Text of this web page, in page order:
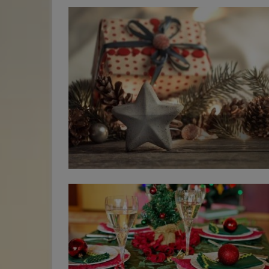
váš prejav bol zdvorilý a stručný. Musíte zákazníka zaujať, iba
vám zanechá spätnú väzbu. Pri e-mailovej alebo sms
komunikácii, je možné si nastaviť vyplnenie automatického
formulára, ktorý sa zákazníkovi zobrazi po uskutočnení
objednávky. Následne si viete referenciu umiestniť pri daný
produkt alebo zobraziť na webovej stránke. Aké typy referencií
môžete získať? Ako sme spomenuli vyššie, referencie môžu byť
podané akoukoľvek formou či už telefonicky, mailom alebo
rôznymi dotazníkmi, no najdôležitejšie je aby zaujali. Pre vaše
podnikanie je nutné aby ste s referenciami pracovali
Či už si pridáte referenciu jedným kliknutím na linku do po
podpisového vzoru alebo použitím nálepky s QR kódom,
vedieť s nimi pracovať. Tak ako zákazník hodnotí daný
alebo vašu službu je možné získať referenciu pre konkrétnu
pobočku, zamestnanca alebo celý tím. Stále neviete ako získať
pozitívne referencie? Prečítajte si náš článok 10 tipov ako
referencie alebo sa zverte do rúk nám a možno práve vy
patriť medzi našich top partnerov. Získajte referencie, ktoré sa
internetom šíria sami! Získajte viac recenzií pomocou kódov QR
Viete, že existuje moderný a efektívny spôsob získavania
pozitívnych recenzií a to v krátkom čase. QR kód nie je v online
svete žiadna novinka. a ich hlavnou výhodou je že jedným
klikom zíáskate priame zobrazenie vášho formulára, nie je
potrebné žiadnu stránku vyhľadávať alebo vypisovať. QR
vracajú a dnes ich nájdeme takmer na väčšine úradných
dokumentov, na vizitkách, letákoch, webových stránkach či v
samotných predajniach alebo reštauráciách a rovnako slúži aj
zobrazenie všetkých informácii o firme či na otvorenie
stránky, dôležité je jeho správne umiestnenie. Všetky QR kódy
možné prispôsobiť tak aby vyhovovali vašej značke a štýlu. Je
zákazník osloví svojich známych, má už za sebou predbežný
prieskum na internete. Internet má tú vlastnosť, že nás
odpoveďami na každú otázku a pomedzi zážitky a skúsenosti
nám nenápadne dsostáva aj reklama. Ústne referencie síce
najväčšiu váhu, zároveň však aj najmenší dosah. Preto vznikli
referencie písomné - jedna takáto referencia môže osloviť
desiatky zákazníkov. Mnoho klientov ich používa na svojich
webových stránkach za účelom dotvárania názorov, nie sú
zdrojom nových návštev. 👉 Zákazníci dávajú prednosť
objektívnejším a nezávislým hodnoteniam. Recenzie na internete
Internetová referencia je vlastne písomná referencia
fotografiu a popis, ktorá sa sama šíri internetom. Vďaka
referencii sa o vašej práci môžu dozvedieť stovky až tisícky
zákazníkov. Aj keď vám každá návšteva nezaručí priamy
ľudia sa o vás dozvedia a začnú sa o vašu prácu zaujímať. A
možno neskôr, keď budú vyhľadávať na internete službu ako je
vaša, spomenú si práve na vás. Každá referencia na
nová internetová stránka, po umiestnení na Facebook sa stáva
predmetom zdieľaní, diskusií a magnetom pre ďalšie návštevy.
Naviac sa po rozkliknutí referencie zákazník dostane priamo na
kontaktovať. 👉 Prečítajte si predchádzajúci článok o tom, ako
získať pozitívnu referenciu od zákazníkov. Naučte sa pracovať s
referenciami od najlepších 👉 refe.sk Prečítajte si ako referencie
pomohli našim klientom: 🟡 Ako sme dostali menšie
kamenárstvo na prvé pozície na Googli 🟡 Ako sme pomohli
finančnej poradenskej firme odlíšiť sa cez kvalitu
| finpomb.sk 🟡 Ako sme pomohli firme stať sa úspešnou
maliarskou firmou v Košiciach 🟡 Ako sme zozbierali a pripravili
overené referencie pre rozrastajúcu sa firmu
📧 obchod@zariadim.sk 📞 +421 918 228 898